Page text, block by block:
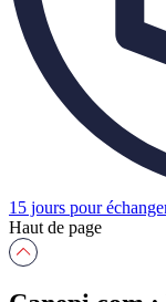
15 jours pour
Haut de page